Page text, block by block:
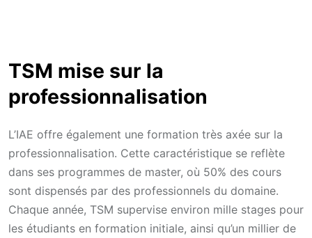
TSM mise sur la
professionnalisation
L’IAE offre également une formation très axée sur la
professionnalisation. Cette caractéristique se reflète
dans ses programmes de master, où 50% des cours
sont dispensés par des professionnels du domaine.
Chaque année, TSM supervise environ mille stages pour
les étudiants en formation initiale, ainsi qu’un millier de